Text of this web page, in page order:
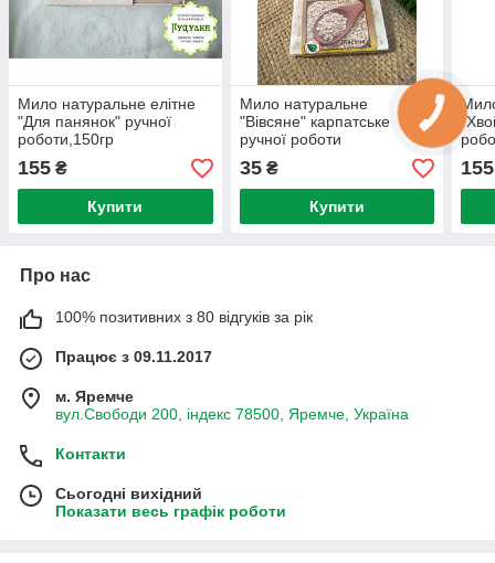
Мило натуральне елітне
"Для панянок" ручної
роботи,150гр
155 ₴
Купити
Мило натуральне
"Вівсяне" карпатське
ручної роботи
35₴
Купити
155
Про нас
100% позитивних з 80 відгуків за рік
Працює з 09.11.2017
м. Яремче
вул.Свободи 200, індекс 78500, Яремче, Україна
Контакти
Сьогодні вихідний
Показати весь графік роботи